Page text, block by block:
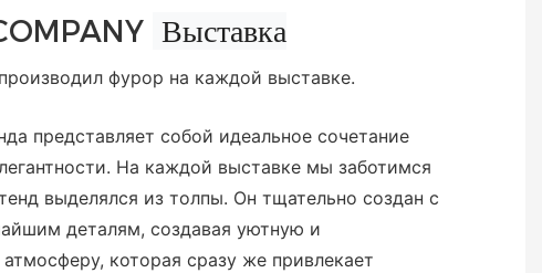
Выставка
производил фурор на каждой выставке.
представляет собой идеальное сочетание
На каждой выставке мы заботимся
выделялся из толпы. Он тщательно создан с
деталям, создавая уютную и
которая сразу же привлекает